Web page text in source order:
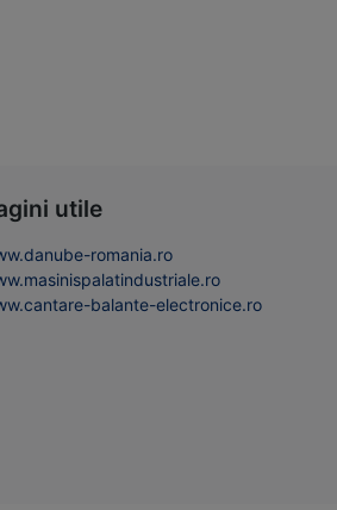
utile
romania.ro
balante-electronice.ro